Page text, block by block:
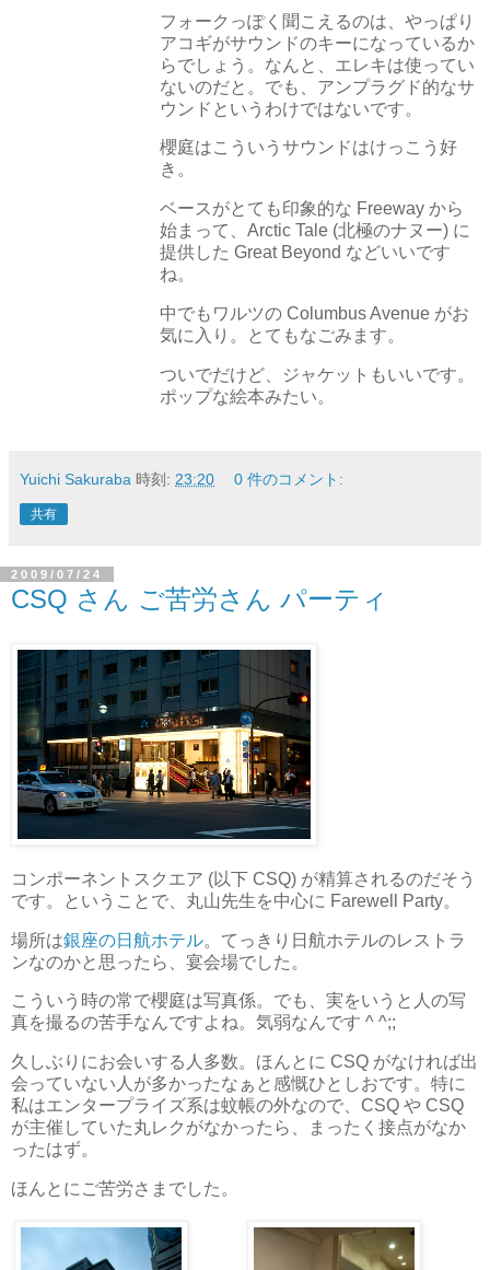
フォークっぽく聞こえるのは、やっぱり
アコギがサウンドのキーになっているか
らでしょう。なんと、エレキは使ってい
ないのだと。でも、アンプラグド的なサ
ウンドというわけではないです。
櫻庭はこういうサウンドはけっこう好
き。
ベースがとても印象的な Freeway から
始まって、Arctic Tale (北極のナヌー) に
提供した Great Beyond などいいです
ね。
中でもワルツの Columbus Avenue がお
気に入り。とてもなごみます。
ついでだけど、ジャケットもいいです。
ポップな絵本みたい。
Yuichi Sakuraba 時刻: 23:20 0 件のコメント:
共有
2009/07/24
CSQ さん ご苦労さん パーティ
コンポーネントスクエア (以下 CSQ) が精算されるのだそう
です。ということで、丸山先生を中心に Farewell Party。
場所は銀座の日航ホテル。てっきり日航ホテルのレストラ
ンなのかと思ったら、宴会場でした。
こういう時の常で櫻庭は写真係。でも、実をいうと人の写
真を撮るの苦手なんですよね。気弱なんです ^ ^;;
久しぶりにお会いする人多数。ほんとに CSQ がなければ出
会っていない人が多かったなぁと感慨ひとしおです。特に
私はエンタープライズ系は蚊帳の外なので、CSQ や CSQ
が主催していた丸レクがなかったら、まったく接点がなか
ったはず。
ほんとにご苦労さまでした。